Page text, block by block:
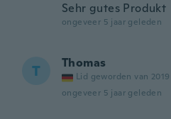
Sehr gutes Produkt
ongeveer 5 jaar geleden
T Thomas
Lid geworden van 2019
ongeveer 5 jaar geleden